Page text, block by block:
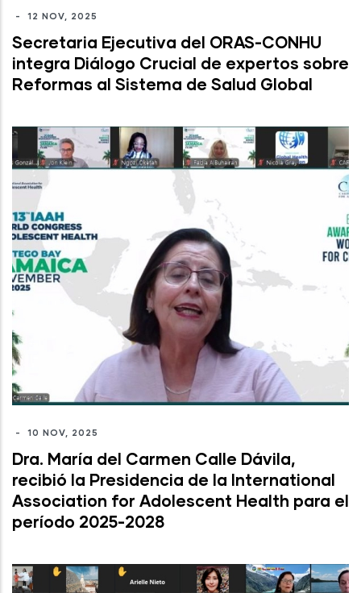
- 12 NOV, 2025
Secretaria Ejecutiva del ORAS-CONHU
integra Diálogo Crucial de expertos sobre
Reformas al Sistema de Salud Global
- 10 NOV, 2025
Dra. María del Carmen Calle Dávila,
recibió la Presidencia de la International
Association for Adolescent Health para el
período 2025-2028